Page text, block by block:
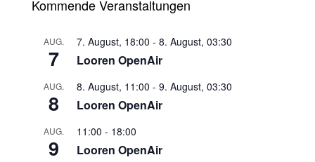
Kommende Veranstaltungen
AUG.
7
7. August, 18:00 - 8. August, 03:30
Looren OpenAir
AUG.
8
8. August, 11:00 - 9. August, 03:30
Looren OpenAir
AUG.
9
11:00 - 18:00
Looren OpenAir